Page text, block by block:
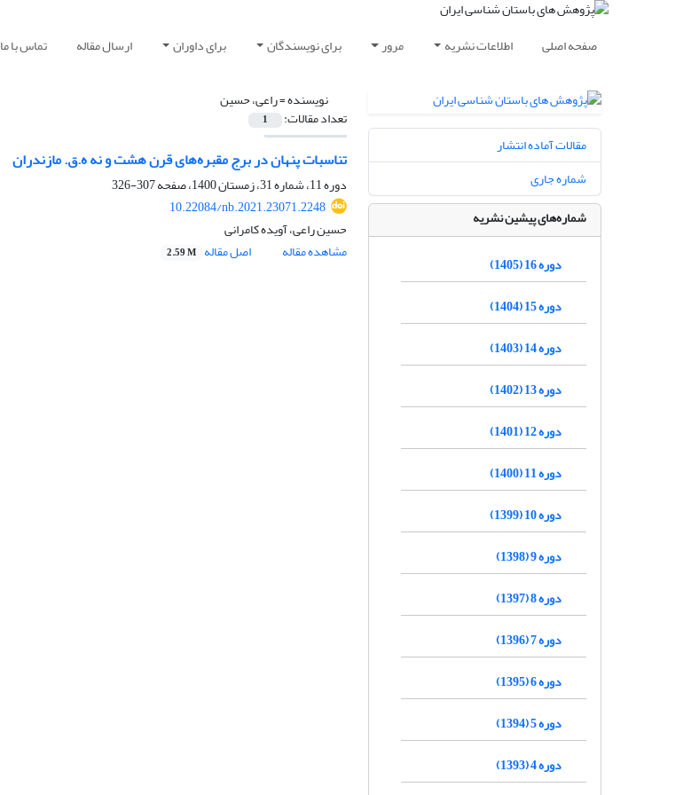
صفحه اصلی اطلاعات نشریه مرور برای نویسندگان برای داوران ارسال مقاله تماس با ما
نویسنده =راعی، حسین
تعداد مقالات: 1
تناسبات پنهان در برج مقبره‌های قرن هشت و نه ه.ق. مازندران
دوره 11، شماره 31، زمستان 1400، صفحه
307-326
10.22084/nb.2021.23071.2248
حسین راعی، آویده کامرانی
مشاهده مقاله
اصل مقاله 2.59 M
مقالات آماده انتشار
شماره جاری
شماره‌های پیشین نشریه
دوره 16 (1405)
دوره 15 (1404)
دوره 14 (1403)
دوره 13 (1402)
دوره 12 (1401)
دوره 11 (1400)
دوره 10 (1399)
دوره 9 (1398)
دوره 8 (1397)
دوره 7 (1396)
دوره 6 (1395)
دوره 5 (1394)
دوره 4 (1393)